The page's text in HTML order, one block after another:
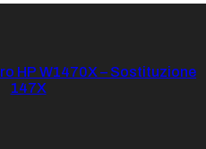
HP W1470X – Sostituzione
147X